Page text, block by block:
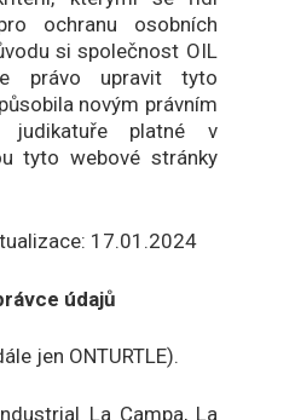
ochranu osobních
si společnost OIL
právo upravit tyto
novým právním
judikatuře platné v
tyto webové stránky
17.01.2024
údajů
jen ONTURTLE).
La Campa, La